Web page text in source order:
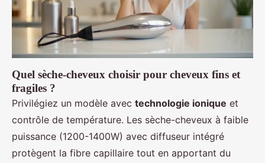
Quel sèche-cheveux choisir pour cheveux fins et
fragiles ?
Privilégiez un modèle avec technologie ionique et
contrôle de température. Les sèche-cheveux à faible
puissance (1200-1400W) avec diffuseur intégré
protègent la fibre capillaire tout en apportant du